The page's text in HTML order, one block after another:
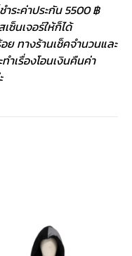
ำระค่าประกัน 5500 ฿
ซ็นเจอร์ให้ก็ได้
ทางร้านเช็คจำนวนและ
เรื่องโอนเงินคืนค่า